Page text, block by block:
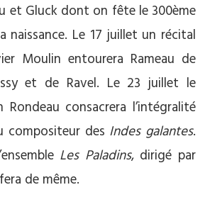
et Gluck dont on fête le 300ème
naissance. Le 17 juillet un récital
Moulin entourera Rameau de
et de Ravel. Le 23 juillet le
Rondeau consacrera l’intégralité
compositeur des Indes galantes.
Les Paladins, dirigé par
de même.